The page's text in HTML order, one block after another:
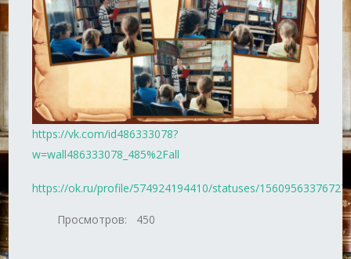
https://vk.com/id486333078?
w=wall486333078_485%2Fall
https://ok.ru/profile/574924194410/statuses/
Просмотров: 450